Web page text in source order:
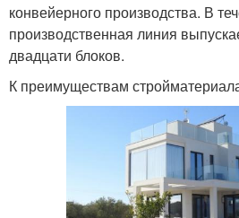
конвейерного производства. В
производственная линия
двадцати блоков.
К преимуществам